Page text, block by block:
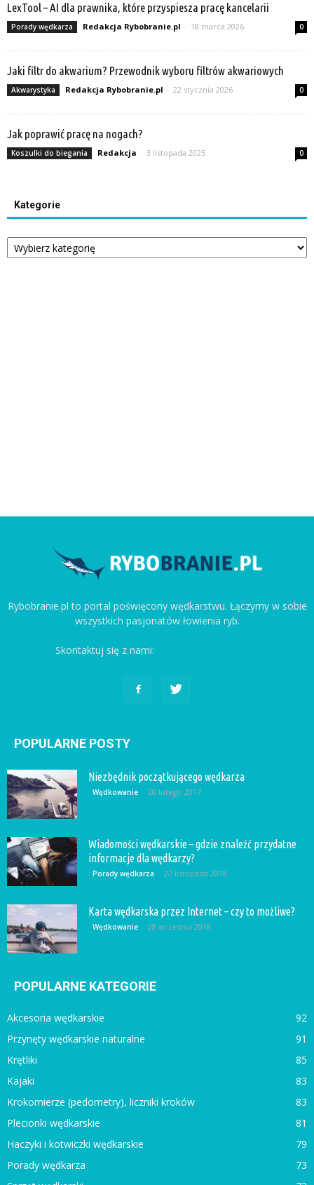
LexTool – AI dla prawnika, które przyspiesza pracę kancelarii
Porady wędkarza Redakcja Rybobranie.pl - 18 marca 2026 0
Jaki filtr do akwarium? Przewodnik wyboru filtrów akwariowych
Akwarystyka Redakcja Rybobranie.pl - 22 stycznia 2026 0
Jak poprawić pracę na nogach?
Koszulki do biegania Redakcja - 3 listopada 2025 0
Kategorie
Kategorie
Rybobranie.pl to portal poświęcony wędkarstwu. Łączymy w sobie
wszystkich pasjonatów łowienia ryb.
Skontaktuj się z nami:
POPULARNE POSTY
Niezbędnik początkującego wędkarza
Wędkowanie 28 lutego 2017
Wiadomości wędkarskie – gdzie znaleźć przydatne
informacje dla wędkarzy?
Porady wędkarza 22 listopada 2018
Karta wędkarska przez Internet – czy to możliwe?
Wędkowanie 28 września 2018
POPULARNE KATEGORIE
Akcesoria wędkarskie
92
Przynęty wędkarskie naturalne
91
Krętliki
85
Kajaki
83
Krokomierze (pedometry), liczniki kroków
83
Plecionki wędkarskie
81
Haczyki i kotwiczki wędkarskie
79
Porady wędkarza
73